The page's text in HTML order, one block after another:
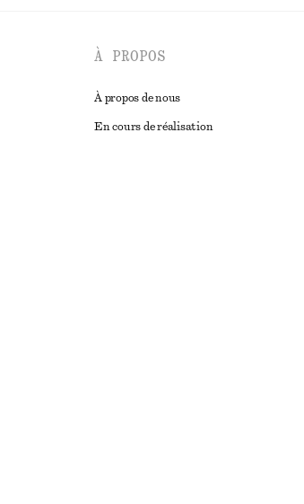
À PROPOS
À propos de nous
En cours de réalisation